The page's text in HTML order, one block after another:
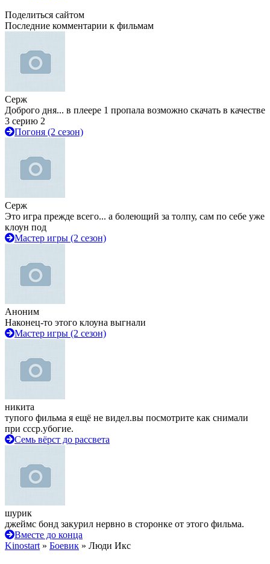
Поделиться сайтом
Последние комментарии к фильмам
Серж
Доброго дня... в плеере 1 пропала возможно скачать в качестве
3 серию 2
Погоня (2 сезон)
Серж
Это игра прежде всего... а болеющий за толпу, сам по себе уже
клоун под
Мастер игры (2 сезон)
Аноним
Наконец-то этого клоуна выгнали
Мастер игры (2 сезон)
никита
тупого фильма я ещё не видел.вы посмотрите как снимали
при ссср.убогие.
Семь вёрст до рассвета
шурик
джеймс бонд закурил нервно в сторонке от этого фильма.
Вместе до конца
Kinostart » Боевик » Люди Икс